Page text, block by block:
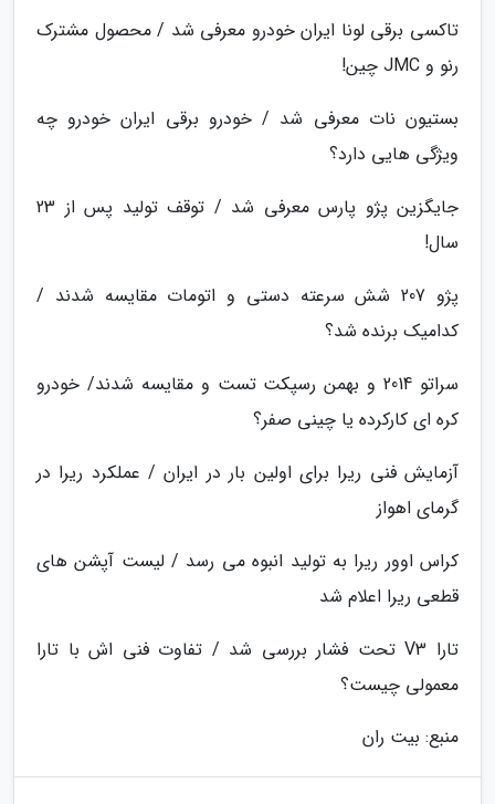
تاکسی برقی لونا ایران خودرو معرفی شد / محصول مشترک
رنو و JMC چین!
بستیون نات معرفی شد / خودرو برقی ایران خودرو چه
ویژگی هایی دارد؟
جایگزین پژو پارس معرفی شد / توقف تولید پس از 23
سال!
پژو 207 شش سرعته دستی و اتومات مقایسه شدند /
کدامیک برنده شد؟
سراتو 2014 و بهمن رسپکت تست و مقایسه شدند/ خودرو
کره ای کارکرده یا چینی صفر؟
آزمایش فنی ریرا برای اولین بار در ایران / عملکرد ریرا در
گرمای اهواز
کراس اوور ریرا به تولید انبوه می رسد / لیست آپشن های
قطعی ریرا اعلام شد
تارا V3 تحت فشار بررسی شد / تفاوت فنی اش با تارا
معمولی چیست؟
منبع: بیت ران